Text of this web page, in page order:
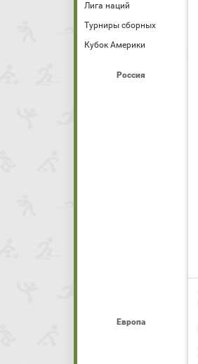
Лига наций
Турниры сборных
Кубок Америки
Россия
Европа